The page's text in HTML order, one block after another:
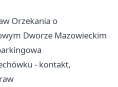
Orzekania o
Dworze Mazowieckim
- kontakt,